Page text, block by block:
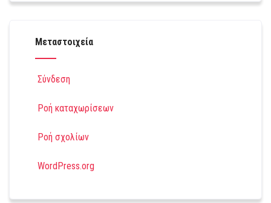
Μεταστοιχεία
Σύνδεση
Ροή καταχωρίσεων
Ροή σχολίων
WordPress.org